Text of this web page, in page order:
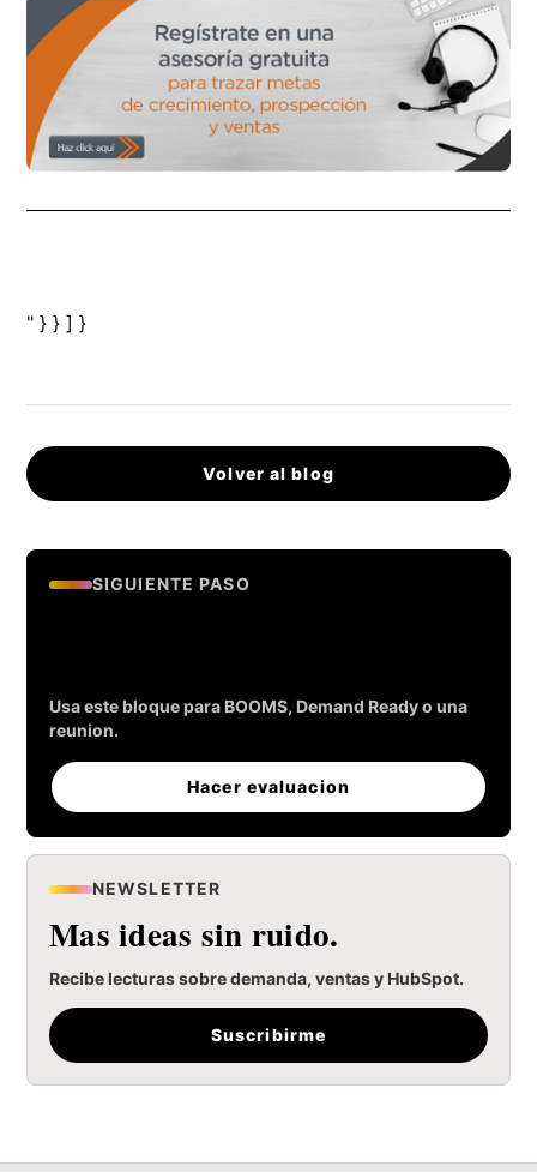
" } } ] }
Volver al blog
SIGUIENTE PASO
Usa este bloque para BOOMS, Demand Ready o una
reunion.
Hacer evaluacion
NEWSLETTER
Mas ideas sin ruido.
Recibe lecturas sobre demanda, ventas y HubSpot.
Suscribirme